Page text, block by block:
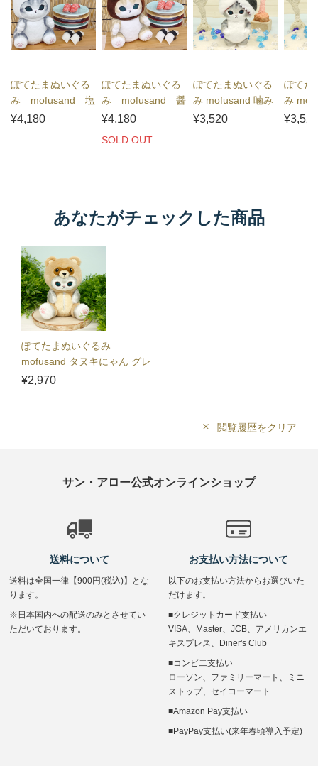
ぽてたまぬいぐる
み mofusand 塩
にゃん
¥4,180
ぽてたまぬいぐる
み mofusand 醤
油にゃん
¥4,180
SOLD OUT
ぽてたまぬいぐる
み mofusand 噛み
つきサメにゃん
¥3,520
ぽてた
み
つき
あなたがチェックした商品
ぽてたまぬいぐるみ
mofusand タヌキにゃん グレ
ー
¥2,970
閲覧履歴をクリア
サン・アロー公式オンラインショップ